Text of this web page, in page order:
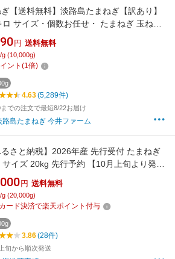
【送料無料】淡路島たまねぎ【訳あり】
ロ サイズ・個数お任せ・ たまねぎ 玉ねぎ
ギ 淡路たまねぎ ＃淡路玉ねぎ【訳あ
10K＃ 玉ねぎ 淡路島 玉ねぎ 今井ファーム
玉葱 オニオン 美味しい 甘い
円 送料無料
g (10,000g)
ント (1倍)
4.63(5,289件)
での注文で最短8/22お届け
路島たまねぎ 今井ファーム
るさと納税】2026年産 先行受付 たまねぎ
サイズ 20kg 先行予約 【10月上旬より発
玉ねぎ 期間限定 玉葱 タマネギ 野菜 長期
北海道産 オニオン オニオンスープ カレー
産地直送 送料無料 お取り寄せグルメ 北海
円 送料無料
g (20,000g)
ード決済で楽天ポイント付与
3.86(28件)
旬から順次発送